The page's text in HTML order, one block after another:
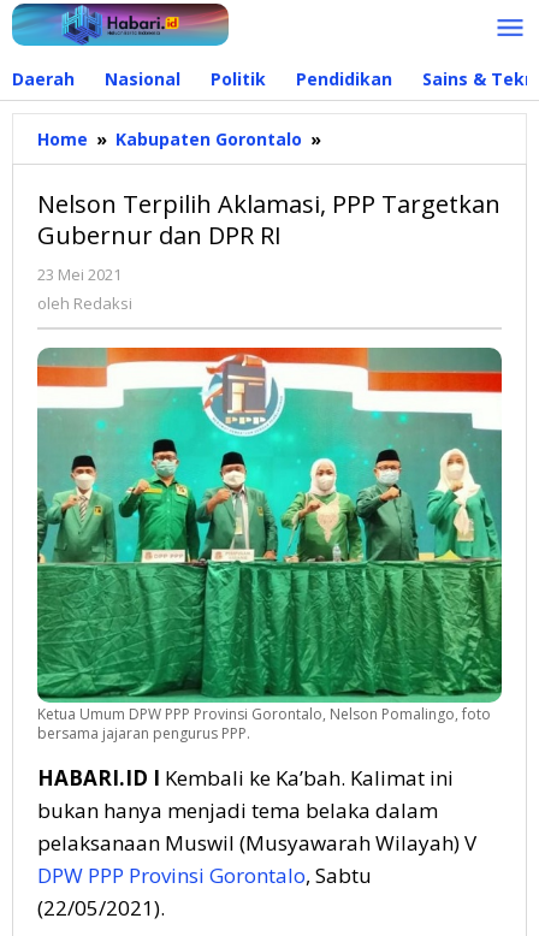
Lewati
ke
Daerah Nasional Politik Pendidikan Sains &
Home » Kabupaten Gorontalo »
Terpilih
PPP
Nelson Terpilih Aklamasi, PPP Targetkan
Gubernur dan DPR RI
23 Mei 2021
oleh Redaksi
Ketua Umum DPW PPP Provinsi Gorontalo, Nelson Pomalingo, foto
bersama jajaran pengurus PPP.
HABARI.ID I Kembali ke Ka’bah. Kalimat ini
bukan hanya menjadi tema belaka dalam
pelaksanaan Muswil (Musyawarah Wilayah) V
DPW PPP Provinsi Gorontalo, Sabtu
(22/05/2021).